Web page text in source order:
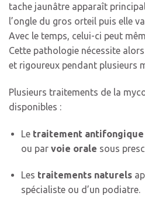
tache jaunâtre apparaît
l’ongle du gros orteil puis elle
Avec le temps, celui-ci peut
Cette pathologie nécessite
et rigoureux pendant plusieurs
Plusieurs traitements de la
disponibles :
Le traitement antifongique
ou par voie orale sous
Les traitements naturels
spécialiste ou d’un podiatre.